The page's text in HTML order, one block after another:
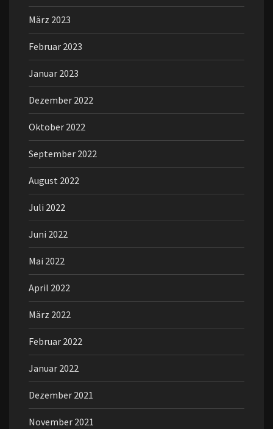
März 2023
Februar 2023
Januar 2023
Dezember 2022
Oktober 2022
September 2022
August 2022
Juli 2022
Juni 2022
Mai 2022
April 2022
März 2022
Februar 2022
Januar 2022
Dezember 2021
November 2021